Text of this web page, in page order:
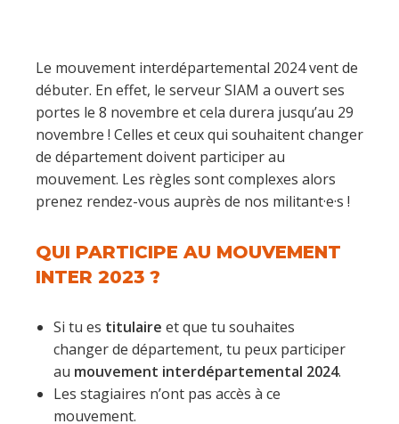
Le mouvement interdépartemental 2024 vent de
débuter. En effet, le serveur SIAM a ouvert ses
portes le 8 novembre et cela durera jusqu’au 29
novembre ! Celles et ceux qui souhaitent changer
de département doivent participer au
mouvement. Les règles sont complexes alors
prenez rendez-vous auprès de nos militant·e·s !
QUI PARTICIPE AU MOUVEMENT
INTER 2023 ?
Si tu es titulaire et que tu souhaites
changer de département, tu peux participer
au mouvement interdépartemental 2024.
Les stagiaires n’ont pas accès à ce
mouvement.